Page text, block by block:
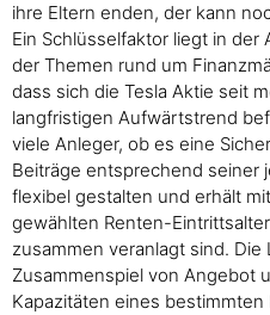
ihre Eltern enden, der kann
Ein Schlüsselfaktor liegt in
der Themen rund um
dass sich die Tesla Aktie seit
langfristigen Aufwärtstrend
viele Anleger, ob es eine
Beiträge entsprechend seiner
flexibel gestalten und erhält
gewählten Renten-
zusammen veranlagt sind.
Zusammenspiel von Angebot
Kapazitäten eines